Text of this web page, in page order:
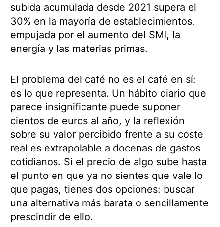
subida acumulada desde 2021 supera el
30% en la mayoría de establecimientos,
empujada por el aumento del SMI, la
energía y las materias primas.
El problema del café no es el café en sí:
es lo que representa. Un hábito diario que
parece insignificante puede suponer
cientos de euros al año, y la reflexión
sobre su valor percibido frente a su coste
real es extrapolable a docenas de gastos
cotidianos. Si el precio de algo sube hasta
el punto en que ya no sientes que vale lo
que pagas, tienes dos opciones: buscar
una alternativa más barata o sencillamente
prescindir de ello.